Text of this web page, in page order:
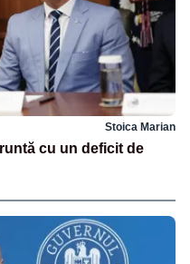
Stoica Marian
cu un deficit de